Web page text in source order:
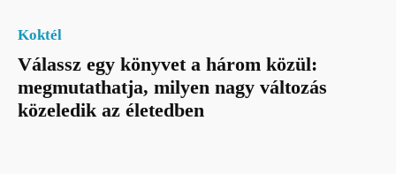
Koktél
Válassz egy könyvet a három közül:
megmutathatja, milyen nagy változás
közeledik az életedben